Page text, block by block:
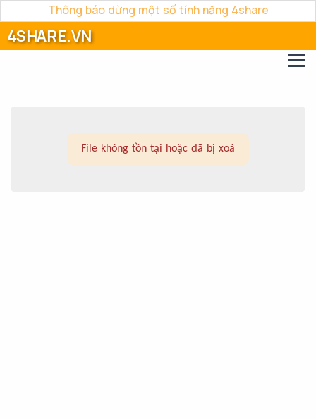
Thông báo dừng một số tính năng 4share
4SHARE.VN
File không tồn tại hoặc đã bị xoá